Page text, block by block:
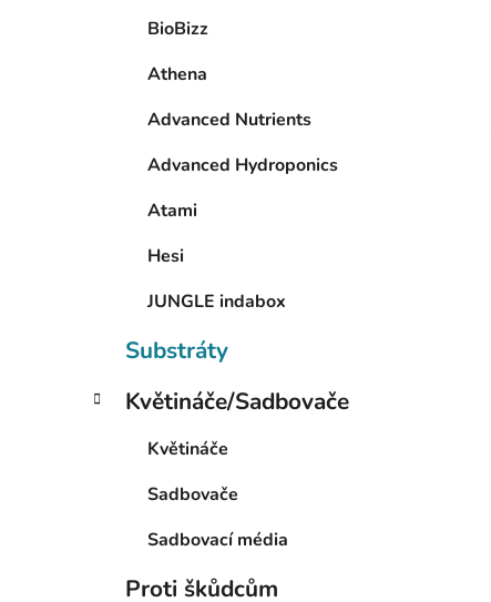
BioBizz
Athena
Advanced Nutrients
Advanced Hydroponics
Atami
Hesi
JUNGLE indabox
Substráty
Květináče/Sadbovače
Květináče
Sadbovače
Sadbovací média
Proti škůdcům